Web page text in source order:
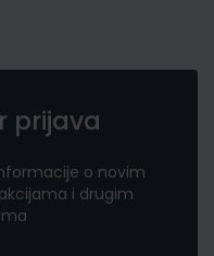
prijava
o novim
i drugim